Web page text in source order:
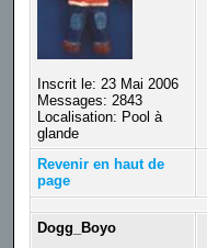
Inscrit le: 23 Mai 2006
Messages: 2843
Localisation: Pool à
glande
Revenir en haut de
page
Dogg_Boyo